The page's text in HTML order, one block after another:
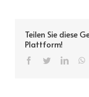
Teilen Sie diese
Plattform!
Facebook
Twitter